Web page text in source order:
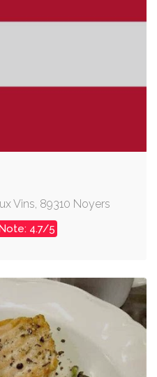
Vins, 89310 Noyers
4.7/5